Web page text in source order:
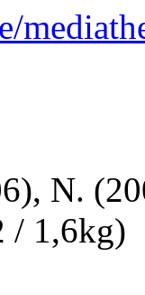
N.
/ 1,6kg)